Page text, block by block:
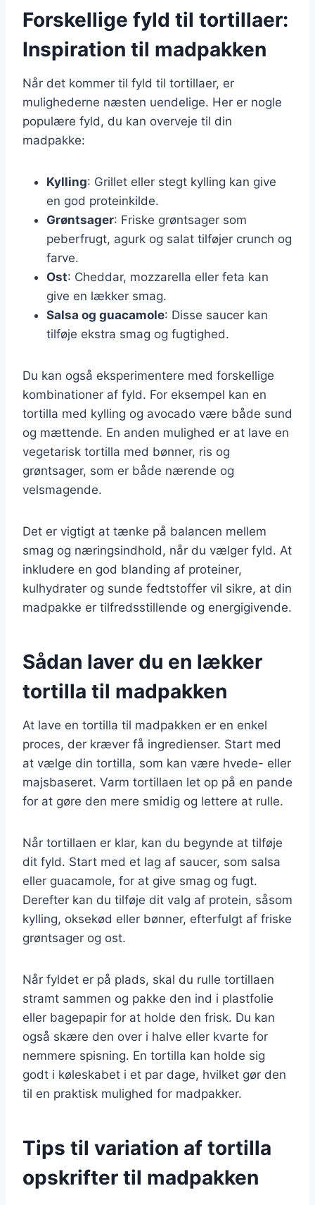
Forskellige fyld til tortillaer:
Inspiration til madpakken
Når det kommer til fyld til tortillaer, er
mulighederne næsten uendelige. Her er nogle
populære fyld, du kan overveje til din
madpakke:
Kylling: Grillet eller stegt kylling kan give
en god proteinkilde.
Grøntsager: Friske grøntsager som
peberfrugt, agurk og salat tilføjer crunch og
farve.
Ost: Cheddar, mozzarella eller feta kan
give en lækker smag.
Salsa og guacamole: Disse saucer kan
tilføje ekstra smag og fugtighed.
Du kan også eksperimentere med forskellige
kombinationer af fyld. For eksempel kan en
tortilla med kylling og avocado være både sund
og mættende. En anden mulighed er at lave en
vegetarisk tortilla med bønner, ris og
grøntsager, som er både nærende og
velsmagende.
Det er vigtigt at tænke på balancen mellem
smag og næringsindhold, når du vælger fyld. At
inkludere en god blanding af proteiner,
kulhydrater og sunde fedtstoffer vil sikre, at din
madpakke er tilfredsstillende og energigivende.
Sådan laver du en lækker
tortilla til madpakken
At lave en tortilla til madpakken er en enkel
proces, der kræver få ingredienser. Start med
at vælge din tortilla, som kan være hvede- eller
majsbaseret. Varm tortillaen let op på en pande
for at gøre den mere smidig og lettere at rulle.
Når tortillaen er klar, kan du begynde at tilføje
dit fyld. Start med et lag af saucer, som salsa
eller guacamole, for at give smag og fugt.
Derefter kan du tilføje dit valg af protein, såsom
kylling, oksekød eller bønner, efterfulgt af friske
grøntsager og ost.
Når fyldet er på plads, skal du rulle tortillaen
stramt sammen og pakke den ind i plastfolie
eller bagepapir for at holde den frisk. Du kan
også skære den over i halve eller kvarte for
nemmere spisning. En tortilla kan holde sig
godt i køleskabet i et par dage, hvilket gør den
til en praktisk mulighed for madpakker.
Tips til variation af tortilla
opskrifter til madpakken